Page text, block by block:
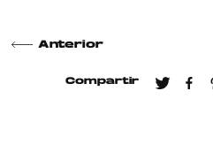
Anterior
Compartir